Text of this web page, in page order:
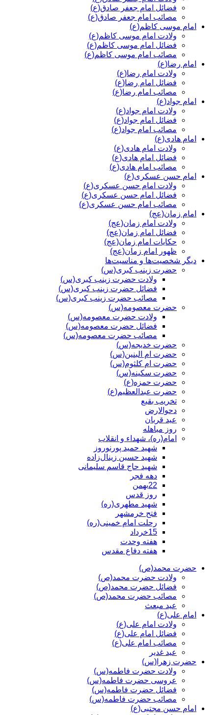
فضائل امام جعفر صادق(ع)
مصائب امام جعفر صادق(ع)
امام موسی کاظم(ع)
ولادت امام موسی کاظم(ع)
فضائل امام موسی کاظم(ع)
مصائب امام موسی کاظم(ع)
امام رضا(ع)
ولادت امام رضا(ع)
فضائل امام رضا(ع)
مصائب امام رضا(ع)
امام جواد(ع)
ولادت امام جواد(ع)
فضائل امام جواد(ع)
مصائب امام جواد(ع)
امام هادی(ع)
ولادت امام هادی(ع)
فضائل امام هادی(ع)
مصائب امام هادی(ع)
امام حسن عسکری(ع)
ولادت امام حسن عسکری(ع)
فضائل امام حسن عسکری(ع)
مصائب امام حسن عسکری(ع)
امام زمان(عج)
ولادت امام زمان(عج)
فضائل امام زمان(عج)
حکایات امام زمان(عج)
ظهور امام زمان(عج)
دیگر شخصیت‌ها و مناسیت‌ها
حضرت زینب کبری(س)
ولادت حضرت زینب کبری(س)
فضائل حضرت زینب کبری(س)
مصائب حضرت زینب کبری(س)
حضرت معصومه(س)
ولادت حضرت معصومه(س)
فضائل حضرت معصومه(س)
مصائب حضرت معصومه(س)
حضرت خدیجه(س)
حضرت ام البنین(س)
حضرت ام کلثوم(س)
حضرت سکینه(س)
حضرت حمزه(ع)
حضرت عبدالعظیم(ع)
تخریب بقیع
دحوالارض
عید قربان
روز مباهله
امام(ره)، شهداء و انقلاب
شهید حمید پورنوروز
شهید حسین زینال‌زاده
شهید حاج قاسم سلیمانی
دهه فجر
22بهمن
روز قدس
شهید مطهری(ره)
فتح خرمشهر
رحلت امام خمینی(ره)
15خرداد
هفته وحدت
هفته دفاع مقدس
حضرت محمد(ص)
ولادت حضرت محمد(ص)
فضائل حضرت محمد(ص)
مصائب حضرت محمد(ص)
عید مبعث
امام علی(ع)
ولادت امام علی(ع)
فضائل امام علی(ع)
مصائب امام علی(ع)
عید غدیر
حضرت زهرا(س)
ولادت حضرت فاطمه(س)
عروسی حضرت فاطمه(س)
فضائل حضرت فاطمه(س)
مصائب حضرت فاطمه(س)
امام حسن مجتبی(ع)